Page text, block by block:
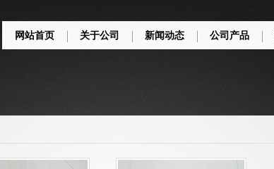
网站首页 关于公司 新闻动态 公司产品